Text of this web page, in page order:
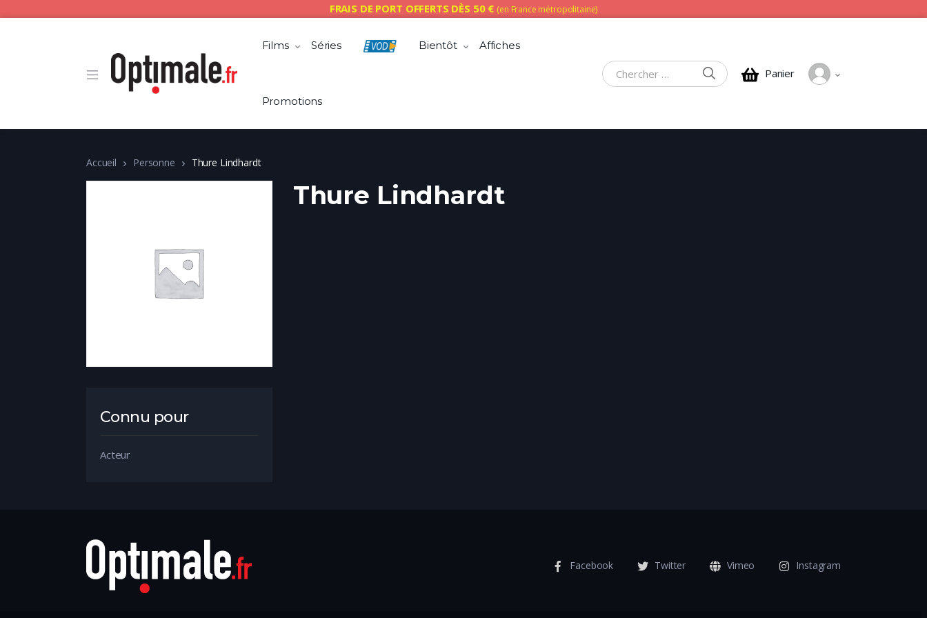
FRAIS DE PORT OFFERTS DÈS 50 € (en France métropolitaine)
Films Séries Bientôt Affiches
Promotions
Chercher :
CHERCHERPanier
Accueil Personne Thure Lindhardt
Connu pour
Acteur
Thure Lindhardt
Facebook Twitter Vimeo Instagram